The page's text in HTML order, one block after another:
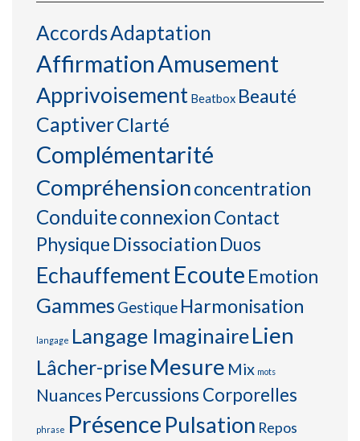
AccordsAdaptation
AffirmationAmusement
Apprivoisement Beatbox Beauté
CaptiverClarté
Complémentarité
Compréhensionconcentration
ConduiteconnexionContact
Physique Dissociation Duos
EchauffementEcoute Emotion
Gammes Gestique Harmonisation
langage Langage ImaginaireLien
Lâcher-priseMesure Mix mots
Nuances Percussions Corporelles
phrase Présence Pulsation Repos